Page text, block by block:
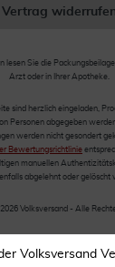
Vertrag
lesen Sie die
Arzt oder in Ihrer Apotheke.
sind herzlich eingeladen,
Personen abgegeben
werden nicht gesondert
Bewertungsrichtlinie
manuellen
abgelehnt oder gelöscht
Volksversand - Alle
Volksversand